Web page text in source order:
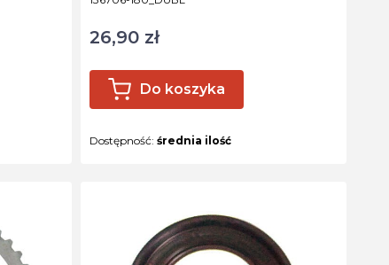
Cena
26,90 zł
Do koszyka
Dostępność: średnia ilość